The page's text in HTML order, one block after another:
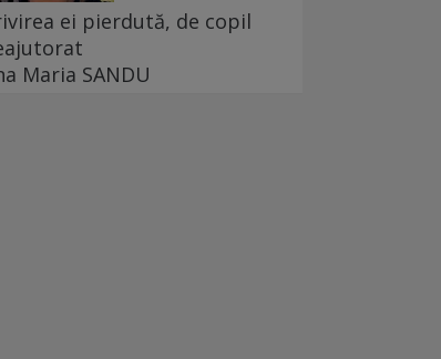
ei pierdută, de copil
Maria SANDU